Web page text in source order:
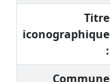
Titre
iconographique
:
Commune